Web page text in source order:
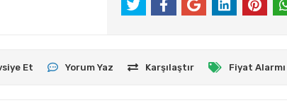
Et Yorum Yaz Karşılaştır Fiyat Alarmı